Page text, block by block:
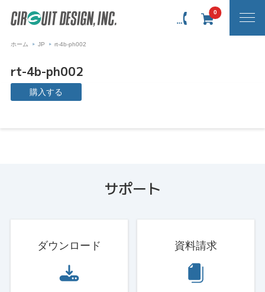
0
ホーム JP rt-4b-ph002
rt-4b-ph002
購入する
サポート
ダウンロード 資料請求